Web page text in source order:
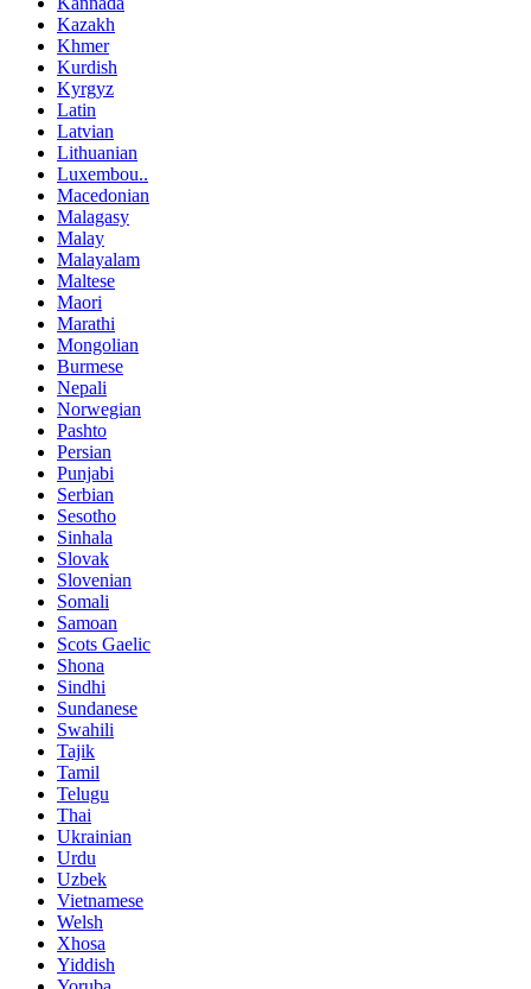
Kazakh
Khmer
Kurdish
Kyrgyz
Latin
Latvian
Lithuanian
Luxembou..
Macedonian
Malagasy
Malay
Malayalam
Maltese
Maori
Marathi
Mongolian
Burmese
Nepali
Norwegian
Pashto
Persian
Punjabi
Serbian
Sesotho
Sinhala
Slovak
Slovenian
Somali
Samoan
Scots Gaelic
Shona
Sindhi
Sundanese
Swahili
Tajik
Tamil
Telugu
Thai
Ukrainian
Urdu
Uzbek
Vietnamese
Welsh
Xhosa
Yiddish